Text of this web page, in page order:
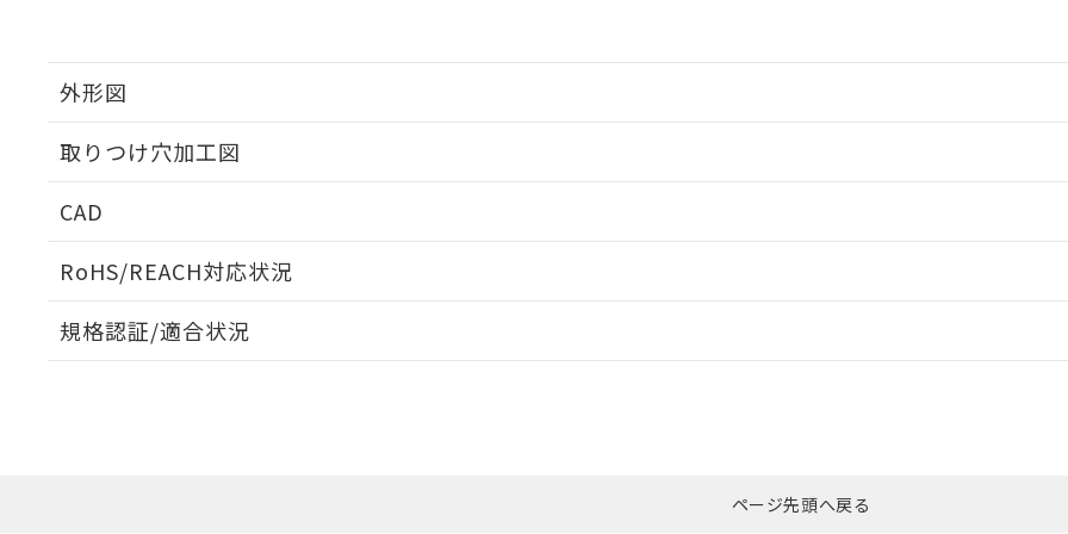
外形図
取りつけ穴加工図
CAD
RoHS/REACH対応状況
EU RoHS 注意事項・凡例
ダウンロードはこちら
規格認証/適合状況
ページ先頭へ戻る